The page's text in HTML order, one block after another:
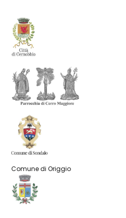
Comune di Origgio